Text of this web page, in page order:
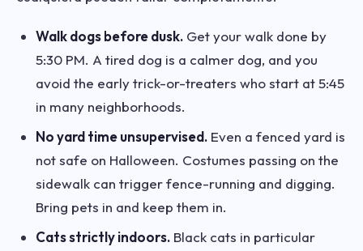
Walk dogs before dusk. Get your walk done by
5:30 PM. A tired dog is a calmer dog, and you
avoid the early trick-or-treaters who start at 5:45
in many neighborhoods.
No yard time unsupervised. Even a fenced yard is
not safe on Halloween. Costumes passing on the
sidewalk can trigger fence-running and digging.
Bring pets in and keep them in.
Cats strictly indoors. Black cats in particular